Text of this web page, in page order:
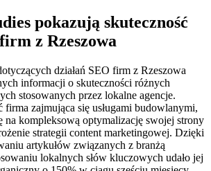
pokazują skuteczność
z Rzeszowa
działań SEO firm z Rzeszowa
informacji o skuteczności różnych
stosowanych przez lokalne agencje.
firma zajmująca się usługami budowlanymi,
na kompleksową optymalizację swojej strony
strategii content marketingowej. Dzięki
artykułów związanych z branżą
lokalnych słów kluczowych udało jej